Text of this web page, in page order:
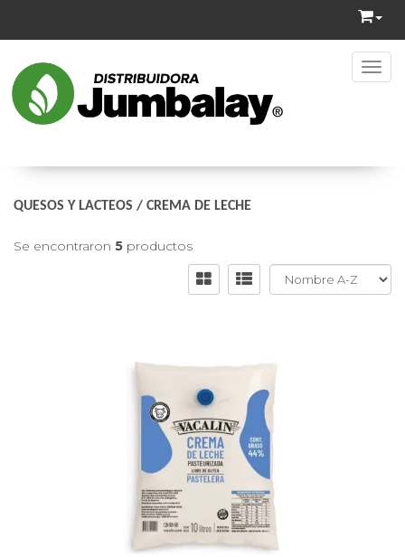
QUESOS Y LACTEOS / CREMA DE LECHE
Se encontraron 5 productos